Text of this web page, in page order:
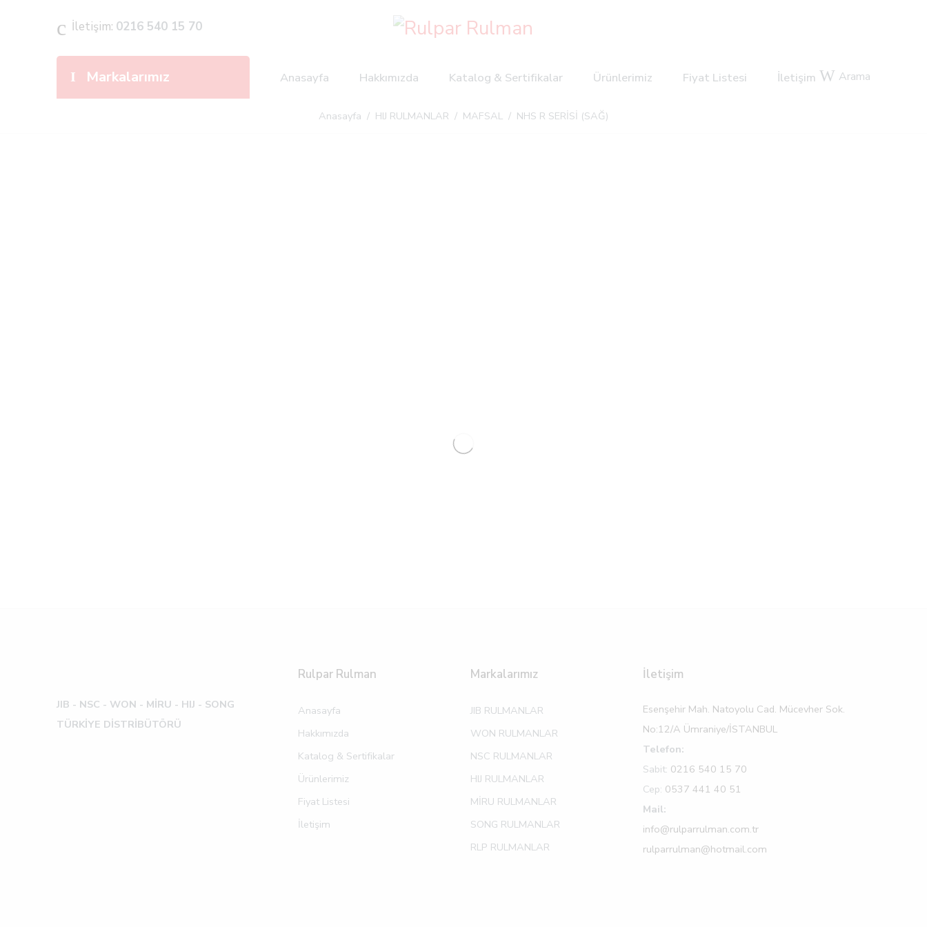
İletişim: 0216 540 15 70
Markalarımız Anasayfa Hakkımızda Katalog & Sertifikalar Ürünlerimiz Fiyat Listesi İletişim Arama
Anasayfa / HIJ RULMANLAR / MAFSAL / NHS R SERİSİ (SAĞ)
JIB - NSC - WON - MİRU - HIJ - SONG
TÜRKİYE DİSTRİBÜTÖRÜ
Rulpar Rulman
Anasayfa
Hakkımızda
Katalog & Sertifikalar
Ürünlerimiz
Fiyat Listesi
İletişim
Markalarımız
JIB RULMANLAR
WON RULMANLAR
NSC RULMANLAR
HIJ RULMANLAR
MİRU RULMANLAR
SONG RULMANLAR
RLP RULMANLAR
İletişim
Esenşehir Mah. Natoyolu Cad. Mücevher Sok.
No:12/A Ümraniye/İSTANBUL
Telefon:
Sabit: 0216 540 15 70
Cep: 0537 441 40 51
Mail:
info@rulparrulman.com.tr
rulparrulman@hotmail.com